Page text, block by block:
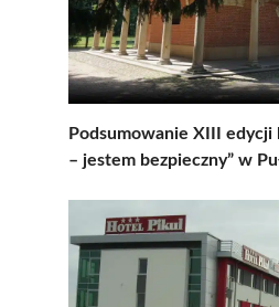
Podsumowanie XIII
– jestem bezpieczny” w